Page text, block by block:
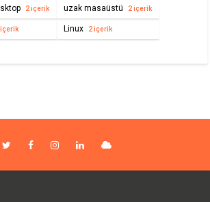
2 içerik uzak masaüstü 2 içerik
içerik Linux 2 içerik